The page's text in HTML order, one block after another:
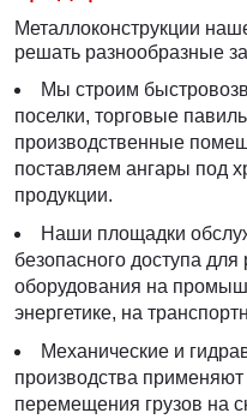
Металлоконструкции
решать разнообразные
Мы строим
поселки, торговые
производственные
поставляем ангары под
продукции.
Наши площадки
безопасного доступа
оборудования на
энергетике, на
Механические и
производства применяют
перемещения грузов на